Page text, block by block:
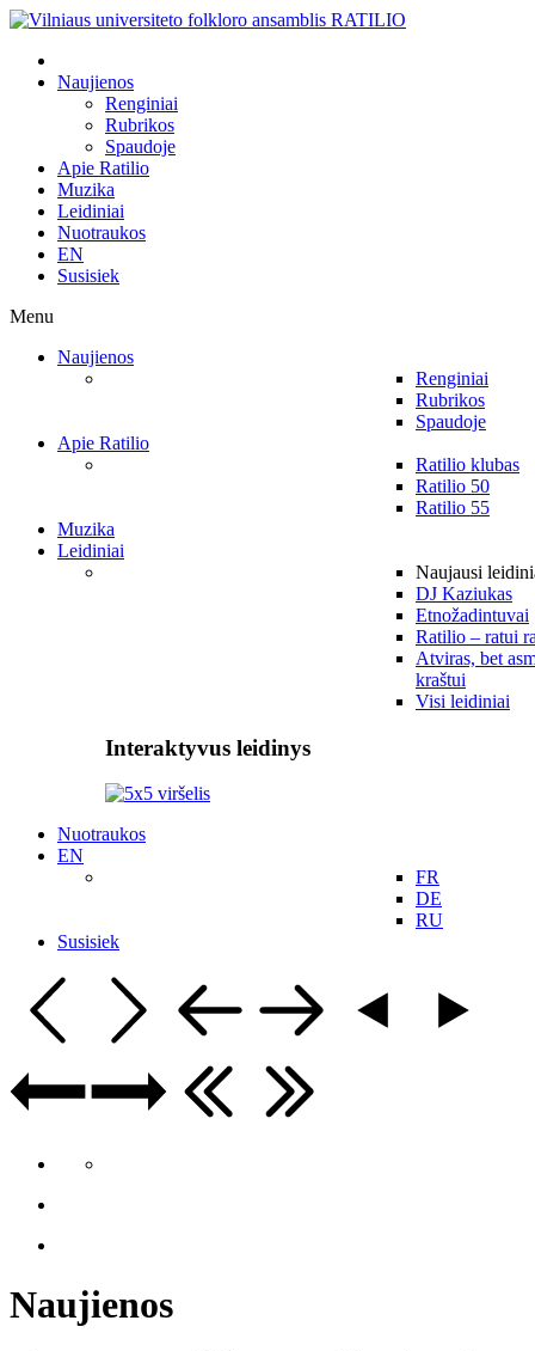
Naujienos
Renginiai
Rubrikos
Spaudoje
Apie Ratilio
Muzika
Leidiniai
Nuotraukos
EN
Susisiek
Menu
Naujienos
Renginiai
Rubrikos
Spaudoje
Apie Ratilio
Ratilio klubas
Ratilio 50
Ratilio 55
Muzika
Leidiniai
Naujausi
DJ Kaziukas
Etnožadintuvai
Ratilio – ratui
Atviras, bet
kraštui
Visi leidiniai
Interaktyvus leidinys
Nuotraukos
EN
FR
DE
RU
Susisiek
Naujienos